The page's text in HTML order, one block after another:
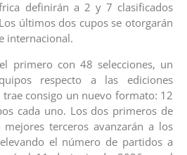
definirán a 2 y 7 clasificados
últimos dos cupos se otorgarán
internacional.
primero con 48 selecciones, un
respecto a las ediciones
consigo un nuevo formato: 12
cada uno. Los dos primeros de
terceros avanzarán a los
el número de partidos a